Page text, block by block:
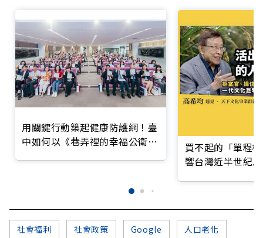
用關鍵行動築起健康防護網！臺
中如何以《巷弄裡的幸福公衛》
買不起的「單程
響台灣近半世紀
社會福利 社會政策 Google 人口老化